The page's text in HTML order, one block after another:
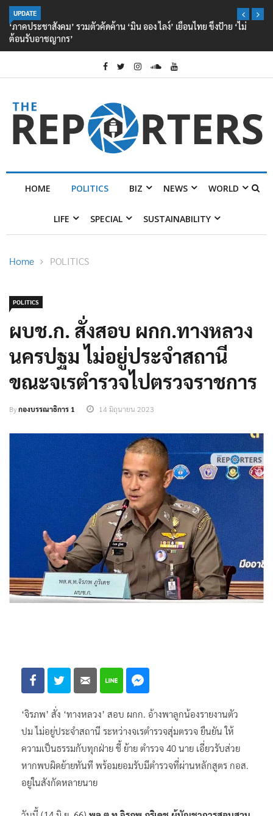
UPDATE
‘ภาคประชาสังคม’ รวมตัวคัดค้าน ‘มิน ออง ไลง์’ เยือนไทย ขึงป้าย ‘ไม่
ต้อนรับอาชญากร’
HOME POLITICS BIZ NEWS WORLD
LIFE SPECIAL SUSTAINABILITY
Home POLITICS
POLITICS
ผบช.ก. สั่งสอบ ผกก.ทางหลวง
นครปฐม ไม่อยู่ประจำสถานี
ขณะจเรตำรวจไปตรวจราชการ
Byกองบรรณาธิการ 1 14 มิถุนายน 2023
‘จิรภพ’ สั่ง ‘ทางหลวง’ สอบ ผกก. อ้างพาลูกน้องรายงานตัว
ปม ไม่อยู่ประจำสถานี ระหว่างจเรตำรวจสุ่มตรวจ ยืนยัน ให้
ความเป็นธรรมกับทุกฝ่าย ชี้ ย้าย ตำรวจ 40 นาย เอี่ยวรับส่วย
หากพบผิดย้ายทันที พร้อมยอมรับมีตำรวจที่ผ่านหลักสูตร กอส.
อยู่ในสังกัดหลายนาย